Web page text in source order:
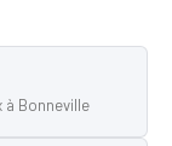
Bonneville